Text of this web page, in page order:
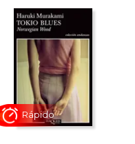
Rápido